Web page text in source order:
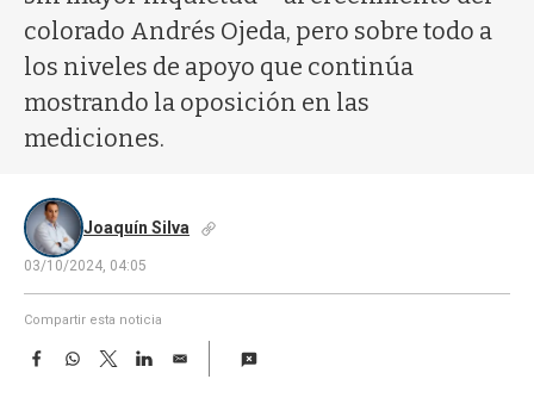
colorado Andrés Ojeda, pero sobre todo a
los niveles de apoyo que continúa
mostrando la oposición en las
mediciones.
Joaquín Silva
03/10/2024, 04:05
Compartir esta noticia
F
W
T
w
L
E